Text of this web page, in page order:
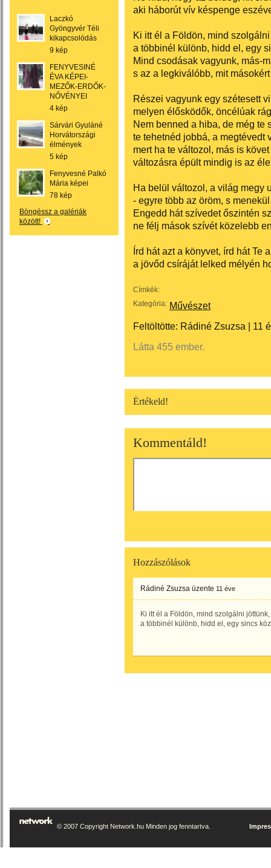
Laczkó
Gyöngyvér Téli
kikapcsolódás
9 kép
FENYVESINÉ
ÉVA KÉPEI-
MEZŐK-ERDŐK-
NŐVÉNYEI
4 kép
Sárvári Gyuláné
Horvátországi
élmények
5 kép
Fenyvesné Palkó
Mária képei
78 kép
Böngéssz a galériák
között!
aki háborút vív késpenge
Ki itt él a Földön, mind
a többinél különb, hidd el, egy
Mind csodásak vagyunk, más-
s az a legkiválóbb, mit
Részei vagyunk egy szétesett
melyen élősködők, öncélúak
Nem benned a hiba, de még te
te tehetnéd jobbá, a megtévedt
mert ha te változol, más is
változásra épült mindig is az
Ha belül változol, a világ megy
- egyre több az öröm, s
Engedd hát szívedet őszintén
ne félj mások szívét közelebb
Írd hát azt a könyvet, írd hát Te
a jövőd csíráját lelked mélyén
Címkék:
Kategória: Művészet
Feltöltötte: Rádiné Zsuzsa | 11
Látta 455 ember.
Értékeld!
Kommentáld!
Hozzászólások
Rádiné Zsuzsa üzente 11 éve
Ki itt él a Földön, mind szolgálni jöttünk,
a többinél különb, hidd el, egy sincs
© 2007 Copyright Network.hu Minden jog fenntartva.